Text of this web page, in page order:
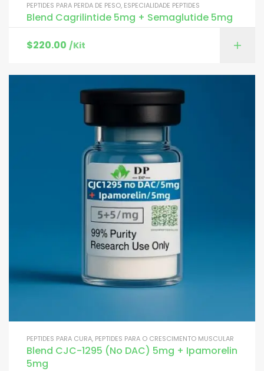
PEPTIDES PARA PERDA DE PESO, ESPECIALIDADE PEPTIDES
Blend Cagrilintide 5mg + Semaglutide 5mg
$220.00 /Kit
PEPTIDES PARA CURA, PEPTIDES PARA O CRESCIMENTO MUSCULAR
Blend CJC-1295 (No DAC) 5mg + Ipamorelin
5mg